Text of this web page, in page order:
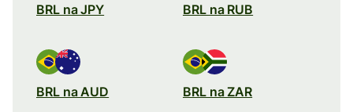
BRL na JPY BRL na RUB
BRL na AUD BRL na ZAR